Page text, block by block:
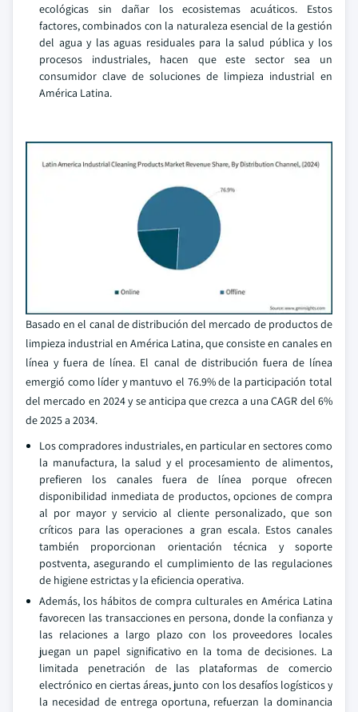
ecológicas sin dañar los ecosistemas acuáticos. Estos
factores, combinados con la naturaleza esencial de la gestión
del agua y las aguas residuales para la salud pública y los
procesos industriales, hacen que este sector sea un
consumidor clave de soluciones de limpieza industrial en
América Latina.
Basado en el canal de distribución del mercado de productos de
limpieza industrial en América Latina, que consiste en canales en
línea y fuera de línea. El canal de distribución fuera de línea
emergió como líder y mantuvo el 76.9% de la participación total
del mercado en 2024 y se anticipa que crezca a una CAGR del 6%
de 2025 a 2034.
Los compradores industriales, en particular en sectores como
la manufactura, la salud y el procesamiento de alimentos,
prefieren los canales fuera de línea porque ofrecen
disponibilidad inmediata de productos, opciones de compra
al por mayor y servicio al cliente personalizado, que son
críticos para las operaciones a gran escala. Estos canales
también proporcionan orientación técnica y soporte
postventa, asegurando el cumplimiento de las regulaciones
de higiene estrictas y la eficiencia operativa.
Además, los hábitos de compra culturales en América Latina
favorecen las transacciones en persona, donde la confianza y
las relaciones a largo plazo con los proveedores locales
juegan un papel significativo en la toma de decisiones. La
limitada penetración de las plataformas de comercio
electrónico en ciertas áreas, junto con los desafíos logísticos y
la necesidad de entrega oportuna, refuerzan la dominancia